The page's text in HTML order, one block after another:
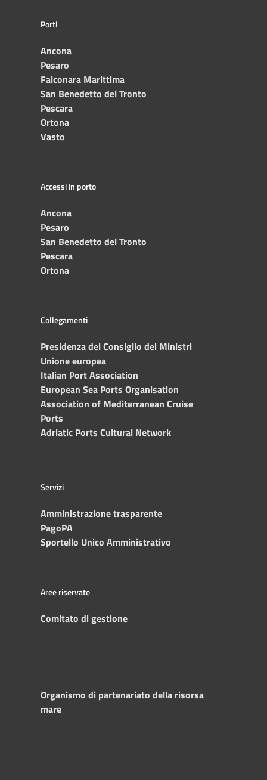
Porti
Ancona
Pesaro
Falconara Marittima
San Benedetto del Tronto
Pescara
Ortona
Vasto
Accessi in porto
Ancona
Pesaro
San Benedetto del Tronto
Pescara
Ortona
Collegamenti
Presidenza del Consiglio dei Ministri
Unione europea
Italian Port Association
European Sea Ports Organisation
Association of Mediterranean Cruise
Ports
Adriatic Ports Cultural Network
Servizi
Amministrazione trasparente
PagoPA
Sportello Unico Amministrativo
Aree riservate
Comitato di gestione
Organismo di partenariato della risorsa
mare